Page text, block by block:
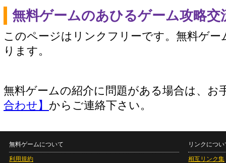
無料ゲームのあひるゲーム攻略
このページはリンクフリーです。無料ゲー
ります。
無料ゲームの紹介に問題がある場合は、お
合わせ】 からご連絡下さい。
無料ゲームについて
利用規約
リンクについ
相互リンク集